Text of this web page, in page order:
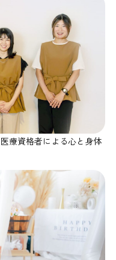
療資格者による心と身体